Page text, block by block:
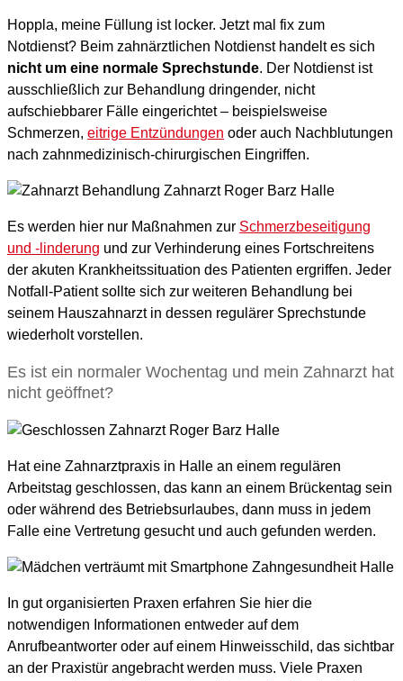
Hoppla, meine Füllung ist locker. Jetzt mal fix zum
Notdienst? Beim zahnärztlichen Notdienst handelt es sich
nicht um eine normale Sprechstunde. Der Notdienst ist
ausschließlich zur Behandlung dringender, nicht
aufschiebbarer Fälle eingerichtet – beispielsweise
Schmerzen, eitrige Entzündungen oder auch Nachblutungen
nach zahnmedizinisch-chirurgischen Eingriffen.
Es werden hier nur Maßnahmen zur Schmerzbeseitigung
und -linderung und zur Verhinderung eines Fortschreitens
der akuten Krankheitssituation des Patienten ergriffen. Jeder
Notfall-Patient sollte sich zur weiteren Behandlung bei
seinem Hauszahnarzt in dessen regulärer Sprechstunde
wiederholt vorstellen.
Es ist ein normaler Wochentag und mein Zahnarzt hat
nicht geöffnet?
Hat eine Zahnarztpraxis in Halle an einem regulären
Arbeitstag geschlossen, das kann an einem Brückentag sein
oder während des Betriebsurlaubes, dann muss in jedem
Falle eine Vertretung gesucht und auch gefunden werden.
In gut organisierten Praxen erfahren Sie hier die
notwendigen Informationen entweder auf dem
Anrufbeantworter oder auf einem Hinweisschild, das sichtbar
an der Praxistür angebracht werden muss. Viele Praxen